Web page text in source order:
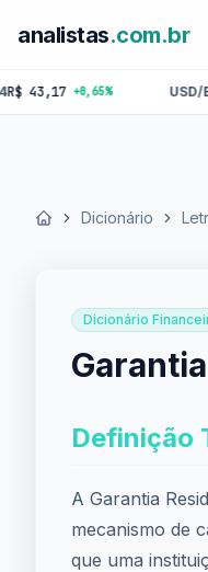
analistas.com.br
+0,65% USD/BRL
Início Dicionário
Dicionário
Definição
A Garantia
mecanismo de
que uma